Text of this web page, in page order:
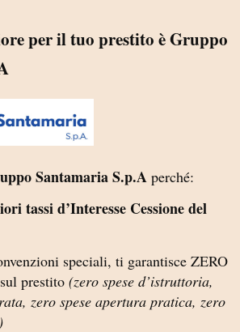
per il tuo prestito è Gruppo
Santamaria S.p.A perché:
tassi d’Interesse Cessione del
speciali, ti garantisce ZERO
prestito (zero spese d’istruttoria,
zero spese apertura pratica, zero